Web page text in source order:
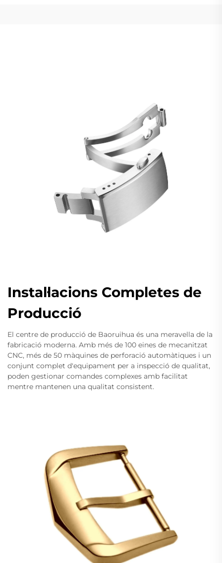
Instal·lacions Completes de
Producció
El centre de producció de Baoruihua és una meravella de la
fabricació moderna. Amb més de 100 eines de mecanitzat
CNC, més de 50 màquines de perforació automàtiques i un
conjunt complet d'equipament per a inspecció de qualitat,
poden gestionar comandes complexes amb facilitat
mentre mantenen una qualitat consistent.